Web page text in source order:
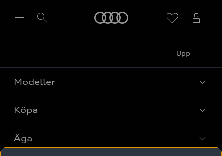
Upp
Modeller
Alla modeller
Elbilar
Köpa
Privaterbjudanden
Äga